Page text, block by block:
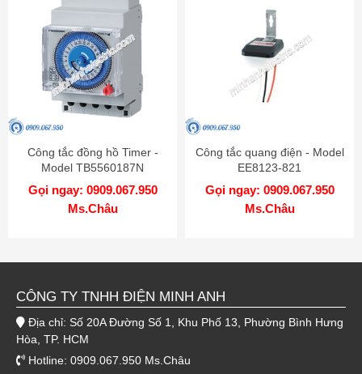
Công tắc đồng hồ Timer -
Model TB5560187N
Gọi ngay: 0909.067.950
Ms.Châu
Công tắc quang điện - Model
EE8123-821
Gọi ngay: 0909.067.950
Ms.Châu
CÔNG TY TNHH ĐIỆN MINH ANH
Địa chỉ: Số 20A Đường Số 1, Khu Phố 13, Phường Bình Hưng
Hòa, TP. HCM
Hotline: 0909.067.950 Ms.Châu